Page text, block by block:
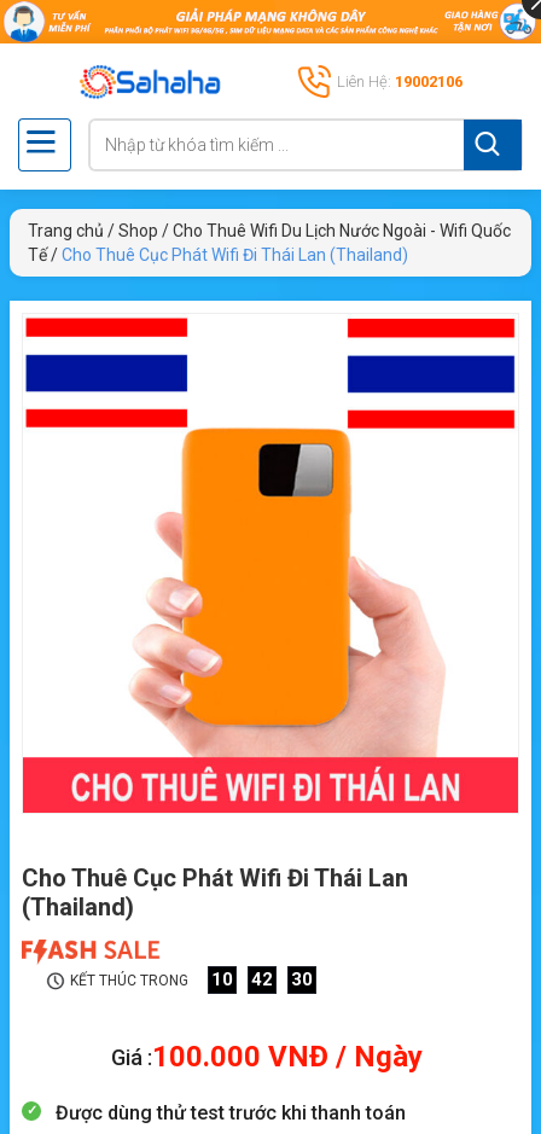
Liên Hệ: 19002106
Trang chủ /Shop /Cho Thuê Wifi Du Lịch Nước Ngoài - Wifi Quốc
Tế/Cho Thuê Cục Phát Wifi Đi Thái Lan (Thailand)
Cho Thuê Cục Phát Wifi Đi Thái Lan
(Thailand)
KẾT THÚC TRONG 10 42 29
Giá :100.000 VNĐ / Ngày
Được dùng thử test trước khi thanh toán